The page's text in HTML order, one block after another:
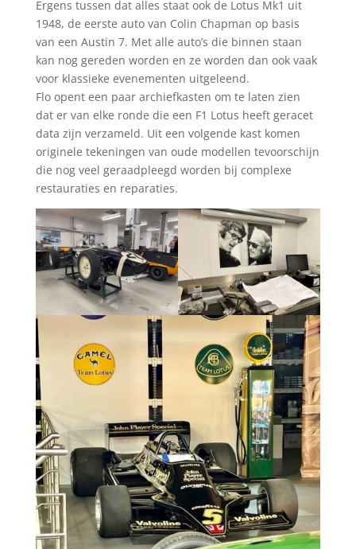
Ergens tussen dat alles staat ook de Lotus Mk1 uit
1948, de eerste auto van Colin Chapman op basis
van een Austin 7. Met alle auto’s die binnen staan
kan nog gereden worden en ze worden dan ook vaak
voor klassieke evenementen uitgeleend.
Flo opent een paar archiefkasten om te laten zien
dat er van elke ronde die een F1 Lotus heeft geracet
data zijn verzameld. Uit een volgende kast komen
originele tekeningen van oude modellen tevoorschijn
die nog veel geraadpleegd worden bij complexe
restauraties en reparaties.